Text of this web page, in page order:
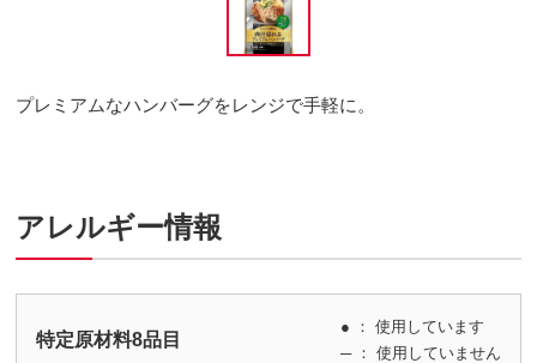
プレミアムなハンバーグをレンジで手軽に。
アレルギー情報
特定原材料8品目
● ： 使用しています
─ ： 使用していません